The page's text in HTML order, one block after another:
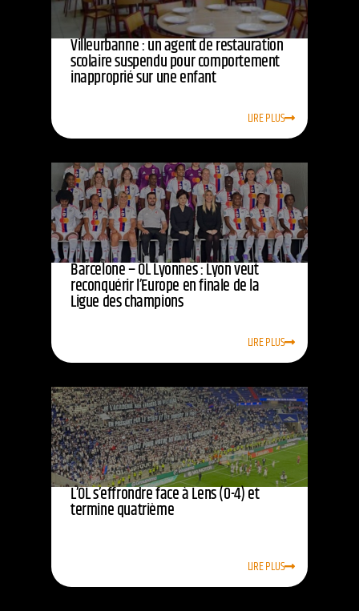
Villeurbanne : un agent de restauration
scolaire suspendu pour comportement
inapproprié sur une enfant
LIRE PLUS
Barcelone – OL Lyonnes : Lyon veut
reconquérir l’Europe en finale de la
Ligue des champions
LIRE PLUS
L’OL s’effrondre face à Lens (0-4) et
termine quatrième
LIRE PLUS